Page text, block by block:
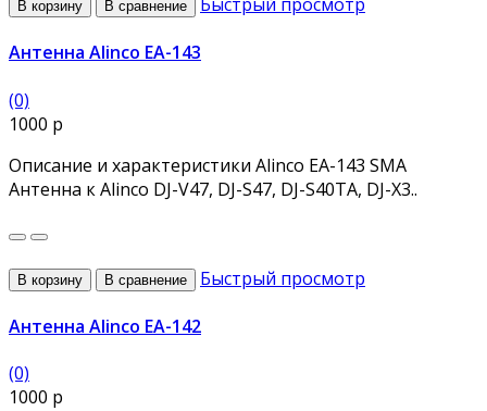
В корзину В сравнение
Антенна Alinco EA-143
(0)
1000 р
Описание и характеристики Alinco EA-143 SMA
Антенна к Alinco DJ-V47, DJ-S47, DJ-S40TA, DJ-X3..
В корзину В сравнение Быстрый просмотр
Антенна Alinco EA-142
(0)
1000 р